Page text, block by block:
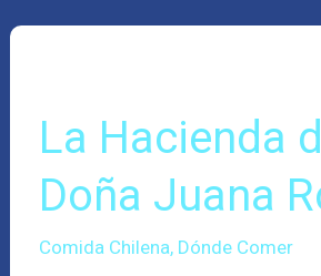
La Hacienda
Doña Juana
Comida Chilena, Dónde Comer
Doña
Juana
Ross